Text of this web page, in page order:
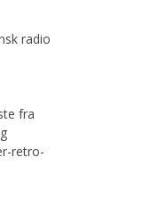
radio
fra
retro-